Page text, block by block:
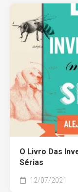
O Livro Das
Sérias
12/07/2021